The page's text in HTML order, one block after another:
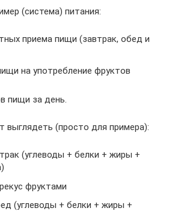
(система) питания:
приема пищи (завтрак, обед и
на употребление фруктов
пищи за день.
выглядеть (просто для примера):
(углеводы + белки + жиры +
фруктами
(углеводы + белки + жиры +